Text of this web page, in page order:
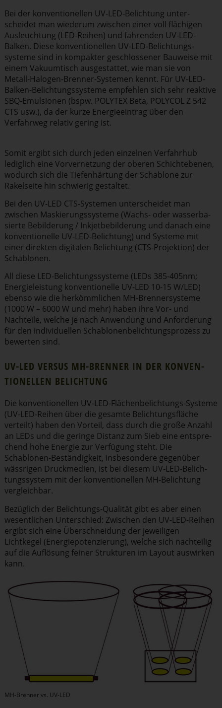
Bei der konven­tio­nellen UV-LED-Belichtung unter­
scheidet man wiederum zwischen einer voll flächigen
Ausleuchtung (LED-Reihen) und fahrenden UV-LED-
Balken. Diese konven­tio­nellen UV-LED-Belich­tungs­
systeme sind in kompakter geschlos­sener Bauweise mit
einem Vakuumtisch ausge­stattet, wie man sie von
Metall-Halogen-Brenner-Systemen kennt. Für UV-LED-
Balken-Belich­tungs­systeme empfehlen sich sehr reaktive
SBQ-Emulsionen (bspw. POLYTEX Beta, POLYCOL Z 542
CTS usw.), da der kurze Energie­eintrag über den
Verfahrweg relativ gering ist.
Somit ergibt sich durch jeden einzelnen Verfahrhub
lediglich eine Vorver­netzung der oberen Schicht­ebenen,
wodurch sich die Tiefen­härtung der Schablone zur
Rakelseite hin schwierig gestaltet.
Bei den UV-LED CTS-Systemen unter­scheidet man
zwischen Maskie­rungs­systeme (Wachs- oder wasser­ba­
sierte Bebilderung / Inkjet­be­bil­derung und danach eine
konven­tio­nelle UV-LED-Belichtung) und Systeme mit
einer direkten digitalen Belichtung (CTS-Projektion) der
Schablonen.
All diese LED-Belich­tungs­systeme (LEDs 385-405nm;
Energie­leistung konven­tio­nelle UV-LED 10-15 W/LED)
ebenso wie die herkömm­lichen MH-Brenner­systeme
(1000 W – 6000 W und mehr) haben ihre Vor- und
Nachteile, welche je nach Anwendung und Anforderung
für den indivi­du­ellen Schablo­nen­be­lich­tungs­prozess zu
bewerten sind.
UV-LED VERSUS MH-BRENNER IN DER KONVEN­
TIO­NELLEN BELICHTUNG
Die konven­tio­nellen UV-LED-Flächen­be­lich­tungs-Systeme
(UV-LED-Reihen über die gesamte Belich­tungs­fläche
verteilt) haben den Vorteil, dass durch die große Anzahl
an LEDs und die geringe Distanz zum Sieb eine entspre­
chend hohe Energie zur Verfügung steht. Die
Schablonen-Bestän­digkeit, insbe­sondere gegenüber
wässrigen Druckmedien, ist bei diesem UV-LED-Belich­
tungs­system mit der konven­tio­nellen MH-Belichtung
vergleichbar.
Bezüglich der Belichtungs-Qualität gibt es aber einen
wesent­lichen Unterschied: Zwischen den UV-LED-Reihen
ergibt sich eine Überschneidung der jeweiligen
Lichtkegel (Energie­po­ten­zierung), welche sich nachteilig
auf die Auflösung feiner Strukturen im Layout auswirken
kann.
MH-Brenner vs. UV-LED